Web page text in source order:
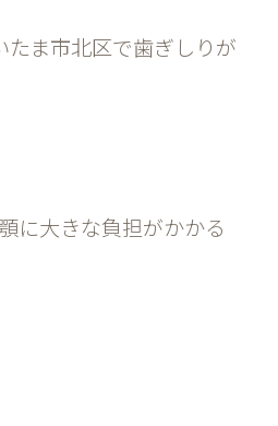
たま市北区で歯ぎしりが
に大きな負担がかかる